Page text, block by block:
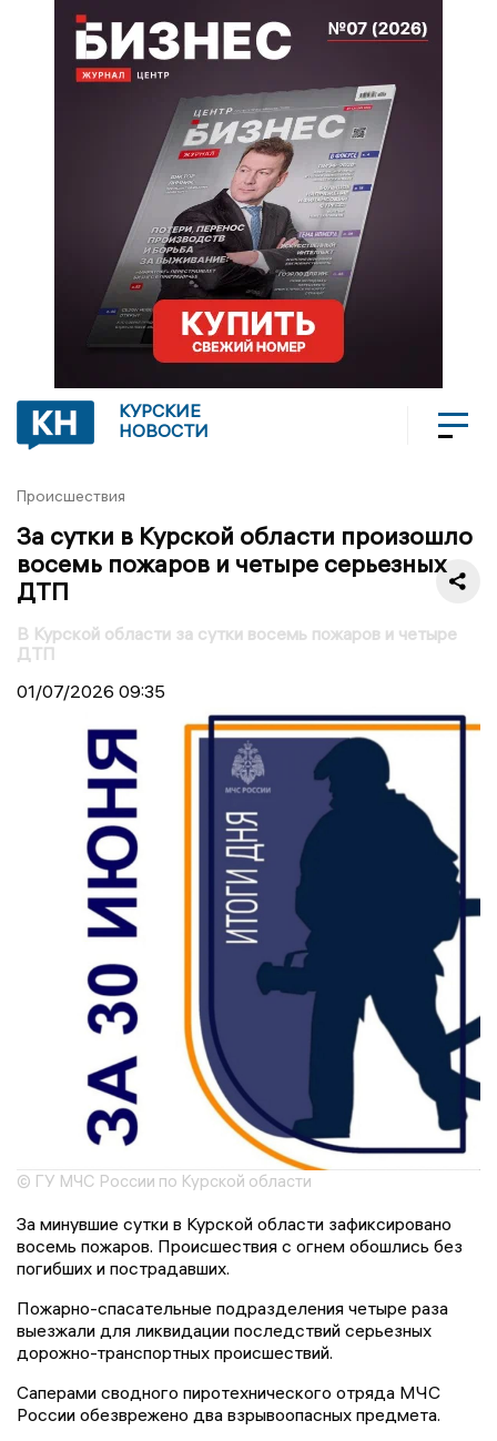
КУРСКИЕ
НОВОСТИ
Происшествия
За сутки в Курской области произошло
восемь пожаров и четыре серьезных
ДТП
В Курской области за сутки восемь пожаров и четыре
ДТП
01/07/2026 09:35
© ГУ МЧС России по Курской области
За минувшие сутки в Курской области зафиксировано
восемь пожаров. Происшествия с огнем обошлись без
погибших и пострадавших.
Пожарно-спасательные подразделения четыре раза
выезжали для ликвидации последствий серьезных
дорожно-транспортных происшествий.
Саперами сводного пиротехнического отряда МЧС
России обезврежено два взрывоопасных предмета.